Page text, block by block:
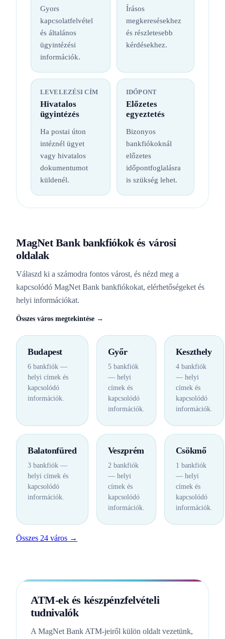
Gyors
kapcsolatfelvétel
és általános
ügyintézési
információk.
Írásos
megkeresésekhez
és részletesebb
kérdésekhez.
LEVELEZÉSI CÍM
Hivatalos
ügyintézés
Ha postai úton
intéznél ügyet
vagy hivatalos
dokumentumot
küldenél.
IDŐPONT
Előzetes
egyeztetés
Bizonyos
bankfiókoknál
előzetes
időpontfoglalásra
is szükség lehet.
MagNet Bank bankfiókok és városi
oldalak
Válaszd ki a számodra fontos várost, és nézd meg a
kapcsolódó MagNet Bank bankfiókokat, elérhetőségeket és
helyi információkat.
Összes város megtekintése →
Budapest
6 bankfiók —
helyi címek és
kapcsolódó
információk.
Győr
5 bankfiók
— helyi
címek és
kapcsolódó
információk.
Keszthely
4 bankfiók
— helyi
címek és
kapcsolódó
információk.
Balatonfüred
3 bankfiók —
helyi címek és
kapcsolódó
információk.
Veszprém
2 bankfiók
— helyi
címek és
kapcsolódó
információk.
Csökmő
1 bankfiók
— helyi
címek és
kapcsolódó
információk.
Összes 24 város →
ATM-ek és készpénzfelvételi
tudnivalók
A MagNet Bank ATM-jeiről külön oldalt vezetünk,